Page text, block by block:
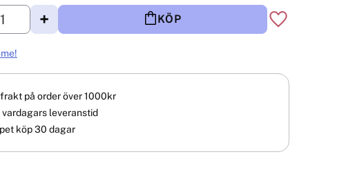
+ KÖP
Lägg till i
frakt på order över 1000kr
vardagars leveranstid
köp 30 dagar